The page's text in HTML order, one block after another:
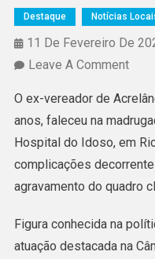
Destaque Notícias
11 De Fevereiro De
Leave A CommentOn
Maia
Aos
77
O ex-vereador de
anos, faleceu na
Hospital do Idoso, em
complicações
agravamento do quadro
Figura conhecida na
atuação destacada na